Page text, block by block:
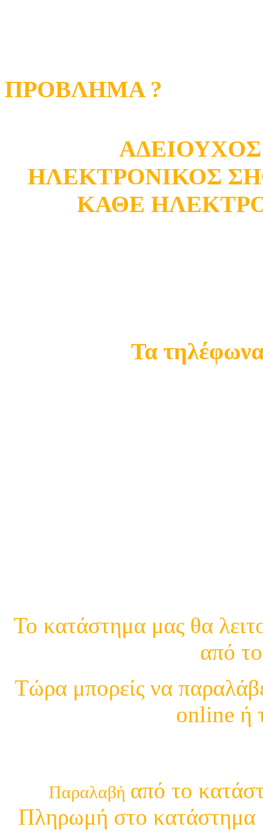
ΠΡΟΒΛΗΜΑ ?
ΗΛΕΚΤΡΟΝΙΚΟΣ
ΚΑΘΕ
Τα τηλέφωνα
Το κατάστημα μας θα
από
Τώρα μπορείς να
online ή
Παραλαβή από το
Πληρωμή στο κατάστημα